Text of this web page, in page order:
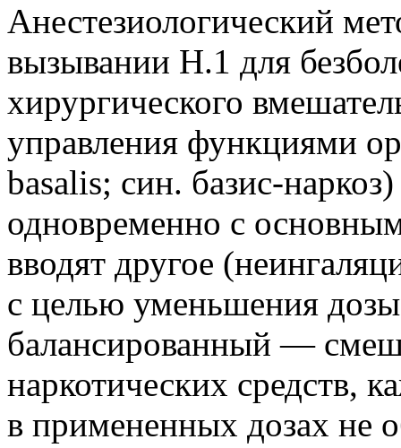
Анестезиологический
вызывании Н.1 для
хирургического
управления функциями
basalis; син. базис-
одновременно с
вводят другое
с целью уменьшения
балансированный —
наркотических средств,
в примененных дозах не